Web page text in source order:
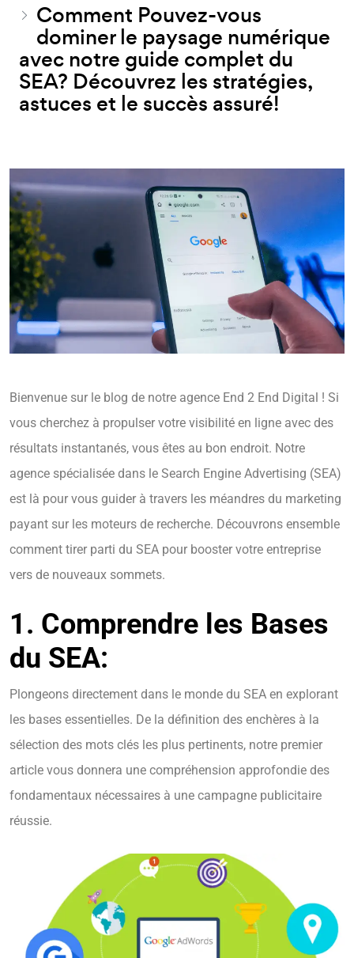
Comment Pouvez-vous
dominer le paysage numérique
avec notre guide complet du
SEA? Découvrez les stratégies,
astuces et le succès assuré!
Bienvenue sur le blog de notre agence End 2 End Digital ! Si
vous cherchez à propulser votre visibilité en ligne avec des
résultats instantanés, vous êtes au bon endroit. Notre
agence spécialisée dans le Search Engine Advertising (SEA)
est là pour vous guider à travers les méandres du marketing
payant sur les moteurs de recherche. Découvrons ensemble
comment tirer parti du SEA pour booster votre entreprise
vers de nouveaux sommets.
1. Comprendre les Bases
du SEA:
Plongeons directement dans le monde du SEA en explorant
les bases essentielles. De la définition des enchères à la
sélection des mots clés les plus pertinents, notre premier
article vous donnera une compréhension approfondie des
fondamentaux nécessaires à une campagne publicitaire
réussie.